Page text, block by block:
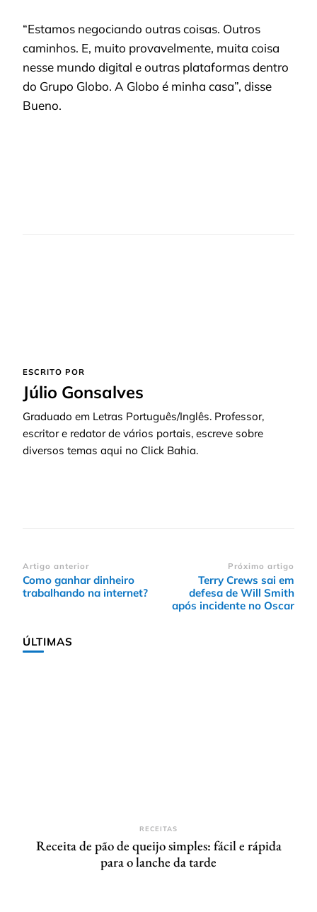
“Estamos negociando outras coisas. Outros
caminhos. E, muito provavelmente, muita coisa
nesse mundo digital e outras plataformas dentro
do Grupo Globo. A Globo é minha casa”, disse
Bueno.
ESCRITO POR
Júlio Gonsalves
Graduado em Letras Português/Inglês. Professor,
escritor e redator de vários portais, escreve sobre
diversos temas aqui no Click Bahia.
Navegação
de
Artigo anterior
Como ganhar dinheiro
trabalhando na internet?
Próximo artigo
Terry Crews sai em
defesa de Will Smith
após incidente no Oscar
ÚLTIMAS
RECEITAS
Receita de pão de queijo simples: fácil e rápida
para o lanche da tarde